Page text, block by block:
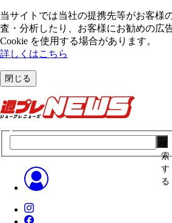
当サイトでは当社の提携先等がお客様
査・分析したり、お客様にお勧めの広
Cookie を使⽤する場合があります。
詳しくはこちら
閉じる
索
す
る